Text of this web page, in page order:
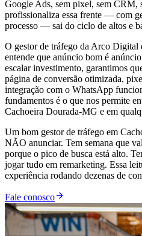
Google Ads, sem pixel, sem CRM,
profissionaliza essa frente — com
processo — sai do ciclo de altos e
O gestor de tráfego da Arco
entende que anúncio bom é
escalar investimento, garantimos
página de conversão otimizada,
integração com o WhatsApp
fundamentos é o que nos permite
Cachoeira Dourada-MG e em
Um bom gestor de tráfego em
NÃO anunciar. Tem semana que
porque o pico de busca está alto.
jogar tudo em remarketing. Essa
experiência rodando dezenas de
Fale conosco